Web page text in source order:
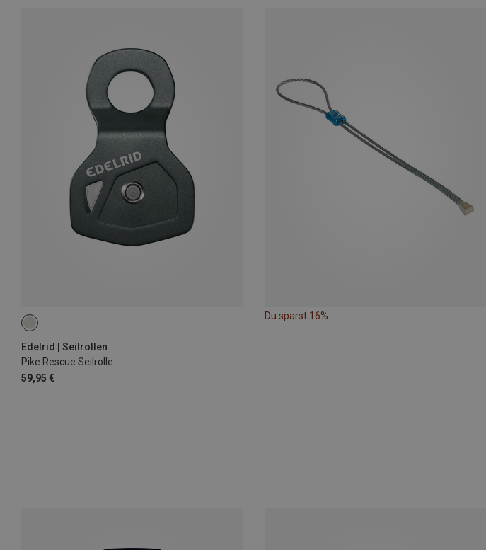
Edelrid | Seilrollen
Pike Rescue Seilrolle
59,95 €
Du sparst 16%